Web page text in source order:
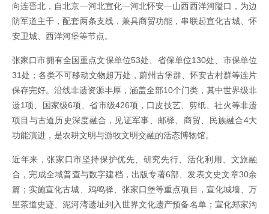
向连晋北，自北京—河北宣化—河北怀安—山西西洋河隘口，为边
防军道主干，配套两条支线，兼具商贸功能，串联起宣化古城、怀
安卫城、西洋河堡等节点。
张家口市拥有全国重点文保单位53处、省保单位130处、市保单位
31处；各类不可移动文物超万处，蔚州古堡群、怀安古村群等连片
保存完好。沿线非遗资源丰厚，涵盖全部10个门类，其中世界级非
遗1项、国家级6项、省市级426项，口皮技艺、剪纸、社火等非遗
项目与古道历史深度融合，见证军事、邮驿、商贸、民族融合4大
功能演进，是农耕文明与游牧文明交融的活态博物馆。
近年来，张家口市坚持保护优先、研究先行、活化利用、文旅融
合，完成全域普查与数字建档，出版专著6部、发表文史文章30余
篇；实施宣化古城、鸡鸣驿、张家口堡等重点项目，宣化城墙、万
里茶道史迹、泥河湾遗址列入世界文化遗产预备名单；宣化郑家沟